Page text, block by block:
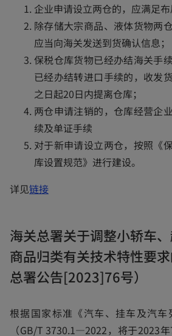
a
b
企业申请设立两仓的，应满足布
除存储大宗商品、液体货物两
应当向海关发送到货确认信息；
保税仓库货物已经办结海关手
已经办结转进口手续的，收发
之日起20日内提离仓库；
两仓申请注销的，仓库经营企
续及单证手续
对于新申请设立两仓，按照《
库设置规范》进行建设。
详见链接o
n
s
i
a
n
海关总署关于调整小轿车
商品归类有关技术特性要
总署公告[2023]76号）
根据国家标准《汽车、挂车及汽车
（GB/T 3730.1—2022，将于2023